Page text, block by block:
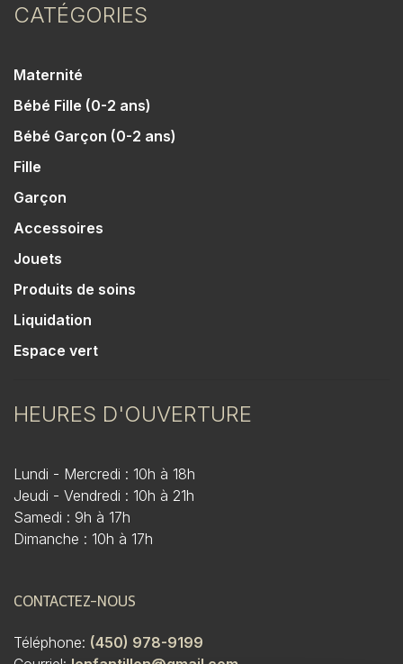
CATÉGORIES
Maternité
Bébé Fille (0-2 ans)
Bébé Garçon (0-2 ans)
Fille
Garçon
Accessoires
Jouets
Produits de soins
Liquidation
Espace vert
HEURES D'OUVERTURE
Lundi - Mercredi : 10h à 18h
Jeudi - Vendredi : 10h à 21h
Samedi : 9h à 17h
Dimanche : 10h à 17h
CONTACTEZ-NOUS
Téléphone: (450) 978-9199